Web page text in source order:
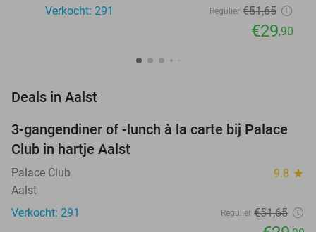
Verkocht: 291
Regulier €51,65
€29,90
Deals in Aalst
42%
3-gangendiner of -lunch à la carte bij Palace
Club in hartje Aalst
Palace Club 9.8 star
Aalst
Verkocht: 291
Regulier €51,65